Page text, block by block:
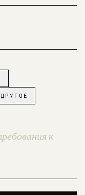
ДРУГОЕ